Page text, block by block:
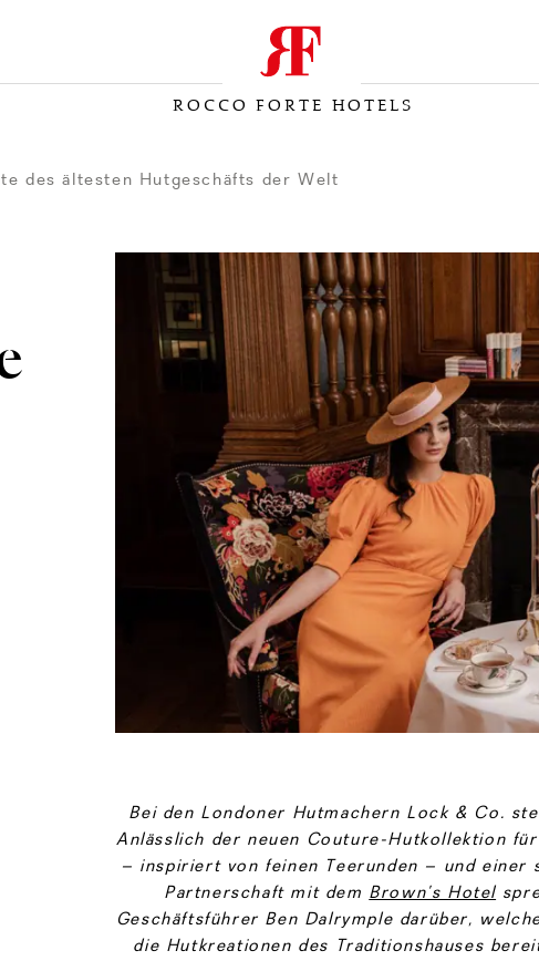
ROCCO FORTE HOTELS
des ältesten Hutgeschäfts der Welt
Bei den Londoner Hutmachern Lock & Co.
Anlässlich der neuen Couture-Hutkollektion
– inspiriert von feinen Teerunden – und einer
Partnerschaft mit dem Brown’s Hotel
Geschäftsführer Ben Dalrymple darüber,
die Hutkreationen des Traditionshauses